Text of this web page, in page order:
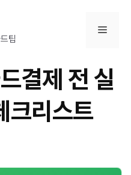
팁
메
뉴
결제 전 실
크리스트